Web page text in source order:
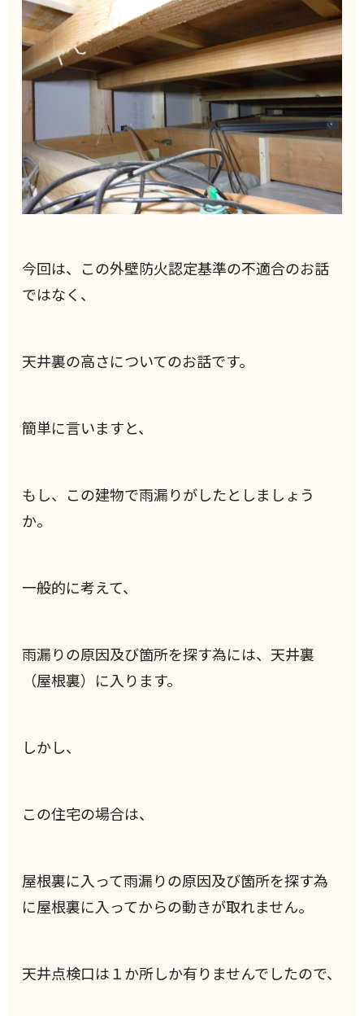
今回は、この外壁防火認定基準の不適合のお話
ではなく、
天井裏の高さについてのお話です。
簡単に言いますと、
もし、この建物で雨漏りがしたとしましょう
か。
一般的に考えて、
雨漏りの原因及び箇所を探す為には、天井裏
（屋根裏）に入ります。
しかし、
この住宅の場合は、
屋根裏に入って雨漏りの原因及び箇所を探す為
に屋根裏に入ってからの動きが取れません。
天井点検口は１か所しか有りませんでしたので、